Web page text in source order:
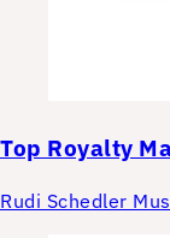
Top Royalty
Rudi Schedler